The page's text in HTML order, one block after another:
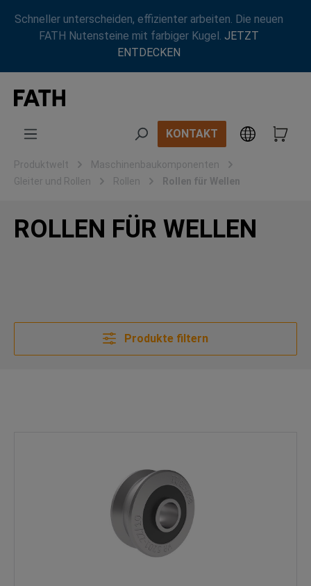
Zum Hauptinhalt springen
Schneller unterscheiden, effizienter arbeiten. Die neuen
FATH Nutensteine mit farbiger Kugel. JETZT
ENTDECKEN
KONTAKT
Produktwelt
Maschinenbaukomponenten
Gleiter und Rollen
Rollen Rollen für Wellen
ROLLEN FÜR WELLEN
Produkte filtern